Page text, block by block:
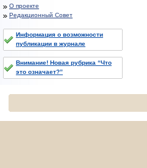
О проекте
Редакционный Совет
Информация о возможности
публикации в журнале
Внимание! Новая рубрика “Что
это означает?”